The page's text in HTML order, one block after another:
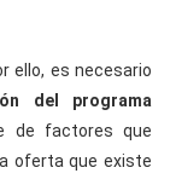
ello, es necesario
del programa
de factores que
oferta que existe